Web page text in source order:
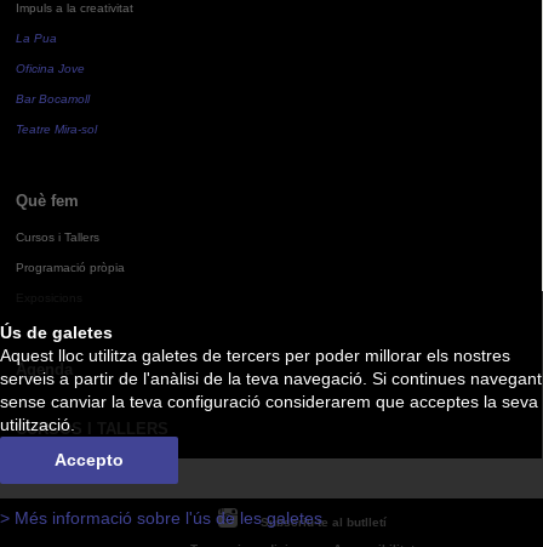
Ús de galetes
Aquest lloc utilitza galetes de tercers per poder millorar els nostres
serveis a partir de l'anàlisi de la teva navegació. Si continues navegant
sense canviar la teva configuració considerarem que acceptes la seva
utilització.
Accepto
> Més informació sobre l'ús de les galetes
Impuls a la creativitat
La Pua
Oficina Jove
Bar Bocamoll
Teatre Mira-sol
Què fem
Cursos i Tallers
Programació pròpia
Agenda
CURSOS I TALLERS
Subscriu-te al butlletí